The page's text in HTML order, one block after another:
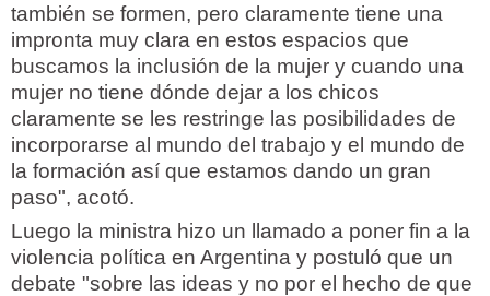
también se formen, pero claramente tiene una
impronta muy clara en estos espacios que
buscamos la inclusión de la mujer y cuando una
mujer no tiene dónde dejar a los chicos
claramente se les restringe las posibilidades de
incorporarse al mundo del trabajo y el mundo de
la formación así que estamos dando un gran
paso", acotó.
Luego la ministra hizo un llamado a poner fin a la
violencia política en Argentina y postuló que un
debate "sobre las ideas y no por el hecho de que